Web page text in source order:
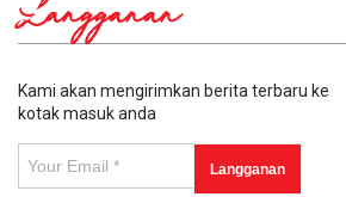
Langganan
Kami akan mengirimkan berita terbaru ke
kotak masuk anda